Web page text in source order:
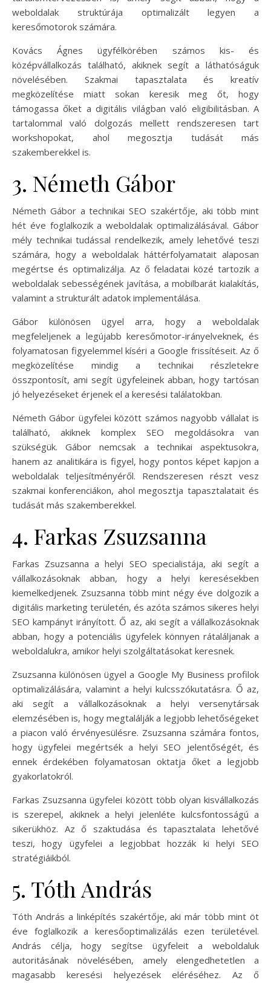
weboldalak struktúrája optimalizált legyen a
keresőmotorok számára.
Kovács Ágnes ügyfélkörében számos kis- és
középvállalkozás található, akiknek segít a láthatóságuk
növelésében. Szakmai tapasztalata és kreatív
megközelítése miatt sokan keresik meg őt, hogy
támogassa őket a digitális világban való eligibilitásban. A
tartalommal való dolgozás mellett rendszeresen tart
workshopokat, ahol megosztja tudását más
szakemberekkel is.
3. Németh Gábor
Németh Gábor a technikai SEO szakértője, aki több mint
hét éve foglalkozik a weboldalak optimalizálásával. Gábor
mély technikai tudással rendelkezik, amely lehetővé teszi
számára, hogy a weboldalak háttérfolyamatait alaposan
megértse és optimalizálja. Az ő feladatai közé tartozik a
weboldalak sebességének javítása, a mobilbarát kialakítás,
valamint a strukturált adatok implementálása.
Gábor különösen ügyel arra, hogy a weboldalak
megfeleljenek a legújabb keresőmotor-irányelveknek, és
folyamatosan figyelemmel kíséri a Google frissítéseit. Az ő
megközelítése mindig a technikai részletekre
összpontosít, ami segít ügyfeleinek abban, hogy tartósan
jó helyezéseket érjenek el a keresési találatokban.
Németh Gábor ügyfelei között számos nagyobb vállalat is
található, akiknek komplex SEO megoldásokra van
szükségük. Gábor nemcsak a technikai aspektusokra,
hanem az analitikára is figyel, hogy pontos képet kapjon a
weboldalak teljesítményéről. Rendszeresen részt vesz
szakmai konferenciákon, ahol megosztja tapasztalatait és
tudását más szakemberekkel.
4. Farkas Zsuzsanna
Farkas Zsuzsanna a helyi SEO specialistája, aki segít a
vállalkozásoknak abban, hogy a helyi keresésekben
kiemelkedjenek. Zsuzsanna több mint négy éve dolgozik a
digitális marketing területén, és azóta számos sikeres helyi
SEO kampányt irányított. Ő az, aki segít a vállalkozásoknak
abban, hogy a potenciális ügyfelek könnyen rátaláljanak a
weboldalukra, amikor helyi szolgáltatásokat keresnek.
Zsuzsanna különösen ügyel a Google My Business profilok
optimalizálására, valamint a helyi kulcsszókutatásra. Ő az,
aki segít a vállalkozásoknak a helyi versenytársak
elemzésében is, hogy megtalálják a legjobb lehetőségeket
a piacon való érvényesülésre. Zsuzsanna számára fontos,
hogy ügyfelei megértsék a helyi SEO jelentőségét, és
ennek érdekében folyamatosan oktatja őket a legjobb
gyakorlatokról.
Farkas Zsuzsanna ügyfelei között több olyan kisvállalkozás
is szerepel, akiknek a helyi jelenléte kulcsfontosságú a
sikerükhöz. Az ő szaktudása és tapasztalata lehetővé
teszi, hogy ügyfelei a legjobbat hozzák ki helyi SEO
stratégiáikból.
5. Tóth András
Tóth András a linképítés szakértője, aki már több mint öt
éve foglalkozik a keresőoptimalizálás ezen területével.
András célja, hogy segítse ügyfeleit a weboldaluk
autoritásának növelésében, amely elengedhetetlen a
magasabb keresési helyezések eléréséhez. Az ő